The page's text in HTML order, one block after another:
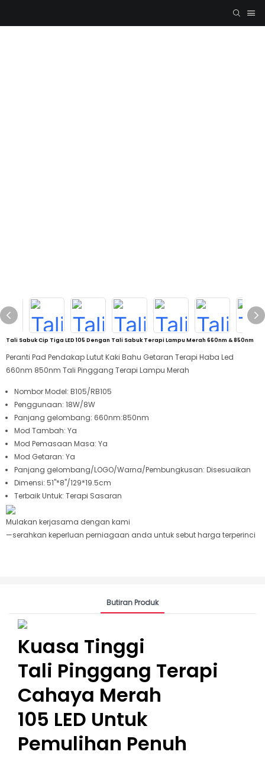
Tali Sabuk Cip Tiga LED 105 Dengan Tali Sabuk Terapi Lampu Merah 660nm & 850nm
Peranti Pad Pendakap Lutut Kaki Bahu Getaran Terapi Haba Led
660nm 850nm Tali Pinggang Terapi Lampu Merah
Nombor Model: B105/RB105
Penggunaan: 18W/8W
Panjang gelombang: 660nm:850nm
Mod Tambah: Ya
Mod Pemasaan Masa: Ya
Mod Getaran: Ya
Panjang gelombang/LOGO/Warna/Pembungkusan: Disesuaikan
Dimensi: 51"*8"/129*19.5cm
Terbaik Untuk: Terapi Sasaran
Mulakan kerjasama dengan kami
—serahkan keperluan perniagaan anda untuk sebut harga terperinci
Butiran Produk
Kuasa Tinggi
Tali Pinggang Terapi
Cahaya Merah
105 LED Untuk
Pemulihan Penuh